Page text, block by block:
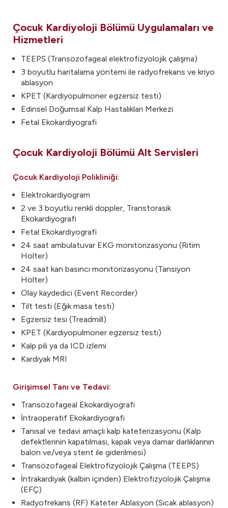
Çocuk Kardiyoloji Bölümü Uygulamaları ve
Hizmetleri
TEEPS (Transözofageal elektrofizyolojik çalışma)
3 boyutlu haritalama yöntemi ile radyofrekans ve kriyo
ablasyon
KPET (Kardiyopulmoner egzersiz testi)
Edinsel Doğumsal Kalp Hastalıkları Merkezi
Fetal Ekokardiyografi
Çocuk Kardiyoloji Bölümü Alt Servisleri
Çocuk Kardiyoloji Polikliniği:
Elektrokardiyogram
2 ve 3 boyutlu renkli doppler, Transtorasik
Ekokardiyografi
Fetal Ekokardiyografi
24 saat ambulatuvar EKG monitörizasyonu (Ritim
Holter)
24 saat kan basıncı monitörizasyonu (Tansiyon
Holter)
Olay kaydedici (Event Recorder)
Tilt testi (Eğik masa testi)
Egzersiz tesi (Treadmill)
KPET (Kardiyopulmoner egzersiz testi)
Kalp pili ya da ICD izlemi
Kardiyak MRI
Girişimsel Tanı ve Tedavi:
Transözofageal Ekokardiyografi
İntraoperatif Ekokardiyografi
Tanısal ve tedavi amaçlı kalp kateterizasyonu (Kalp
defektlerinin kapatılması, kapak veya damar darlıklarının
balon ve/veya stent ile giderilmesi)
Transözofageal Elektrofizyolojik Çalışma (TEEPS)
İntrakardiyak (kalbin içinden) Elektrofizyolojik Çalışma
(EFÇ)
Radyofrekans (RF) Kateter Ablasyon (Sıcak ablasyon)